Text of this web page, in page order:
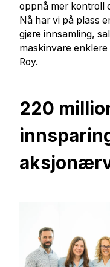
oppnå mer kontroll
Nå har vi på plass
gjøre innsamling,
maskinvare
Roy.
220